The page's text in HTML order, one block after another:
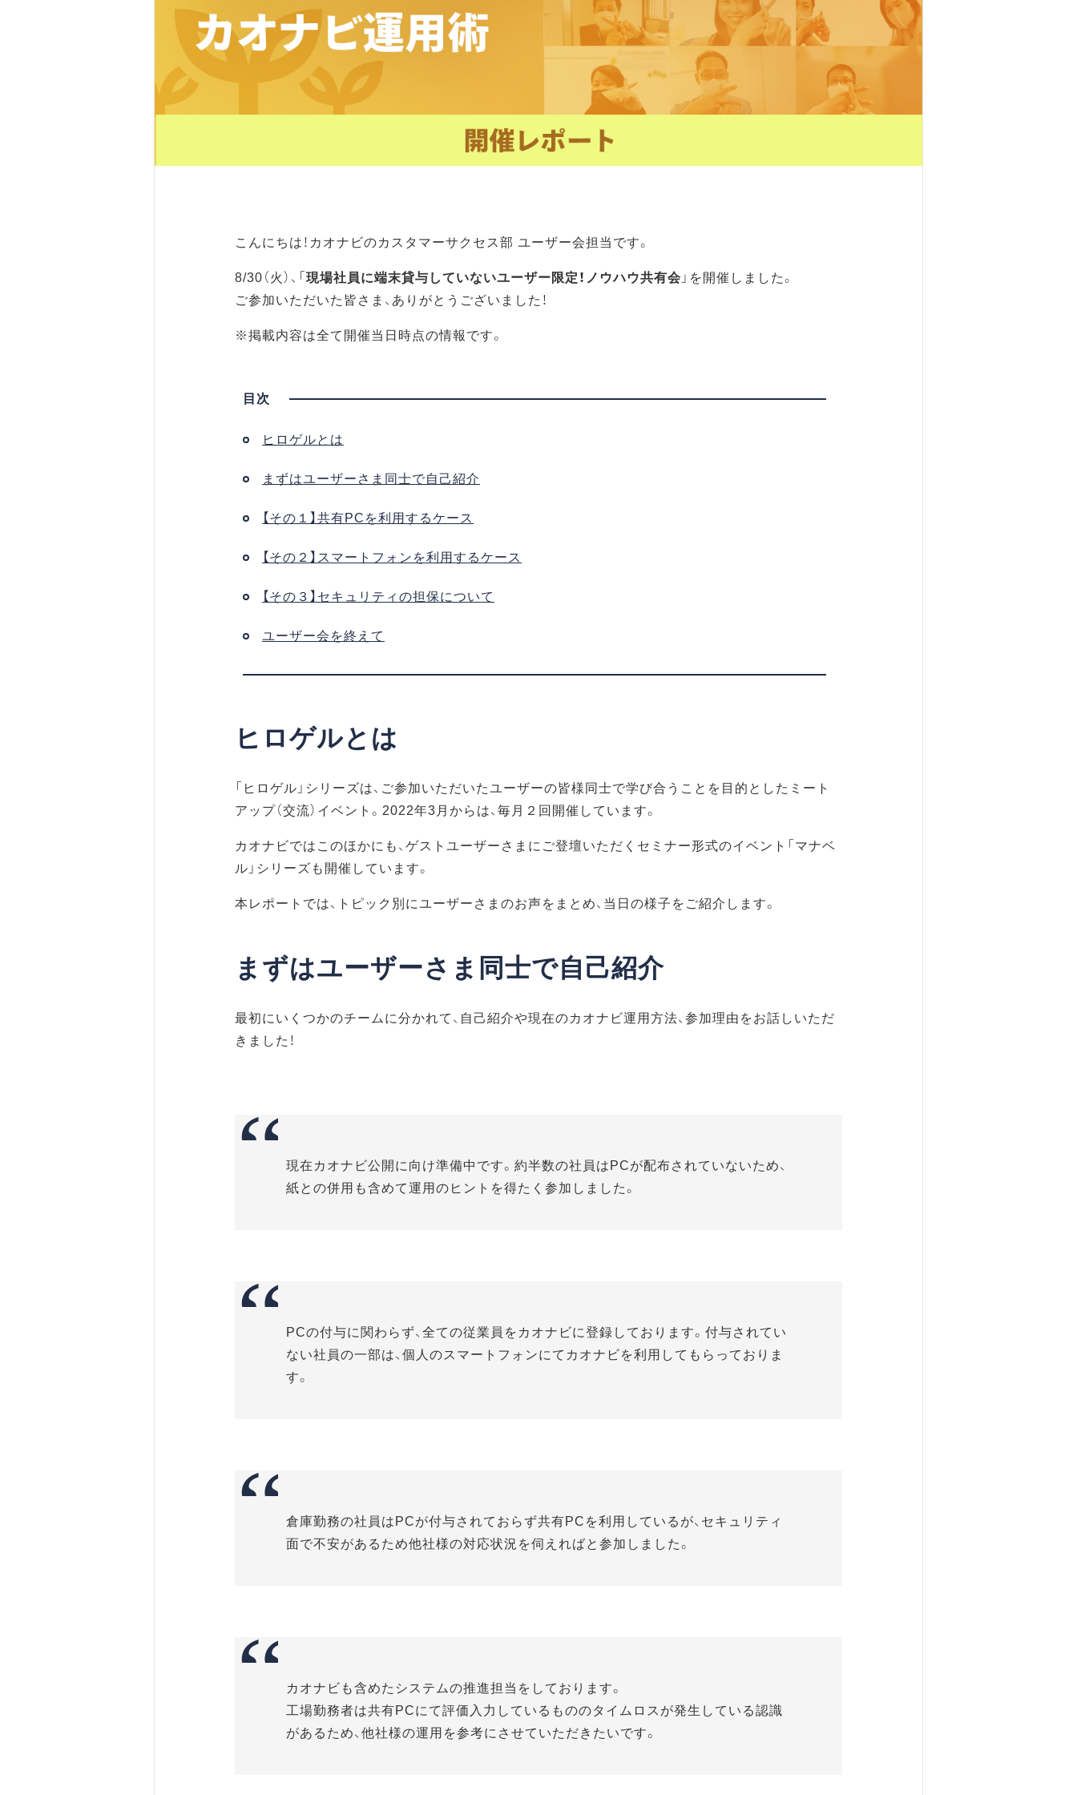
こんにちは！カオナビのカスタマーサクセス部 ユーザー会担当です。
8/30（火）、「現場社員に端末貸与していないユーザー限定！ノウハウ共有会 」を開催しました。
ご参加いただいた皆さま、ありがとうございました！
※掲載内容は全て開催当日時点の情報です。
ヒロゲルとは
まずはユーザーさま同士で自己紹介
【その１】共有PCを利用するケース
【その２】スマートフォンを利用するケース
【その３】セキュリティの担保について
ユーザー会を終えて
ヒロゲルとは
「ヒロゲル」シリーズは、ご参加いただいたユーザーの皆様同士で学び合うことを目的としたミート
アップ（交流）イベント。2022年3月からは、毎月２回開催しています。
カオナビではこのほかにも、ゲストユーザーさまにご登壇いただくセミナー形式のイベント「マナベ
ル」シリーズも開催しています。
本レポートでは、トピック別にユーザーさまのお声をまとめ、当日の様子をご紹介します。
まずはユーザーさま同士で自己紹介
最初にいくつかのチームに分かれて、自己紹介や現在のカオナビ運用方法、参加理由をお話しいただ
きました！
現在カオナビ公開に向け準備中です。約半数の社員はPCが配布されていないため、
紙との併用も含めて運用のヒントを得たく参加しました。
PCの付与に関わらず、全ての従業員をカオナビに登録しております。付与されてい
ない社員の一部は、個人のスマートフォンにてカオナビを利用してもらっておりま
す。
倉庫勤務の社員はPCが付与されておらず共有PCを利用しているが、セキュリティ
面で不安があるため他社様の対応状況を伺えればと参加しました。
カオナビも含めたシステムの推進担当をしております。
工場勤務者は共有PCにて評価入力しているもののタイムロスが発生している認識
があるため、他社様の運用を参考にさせていただきたいです。